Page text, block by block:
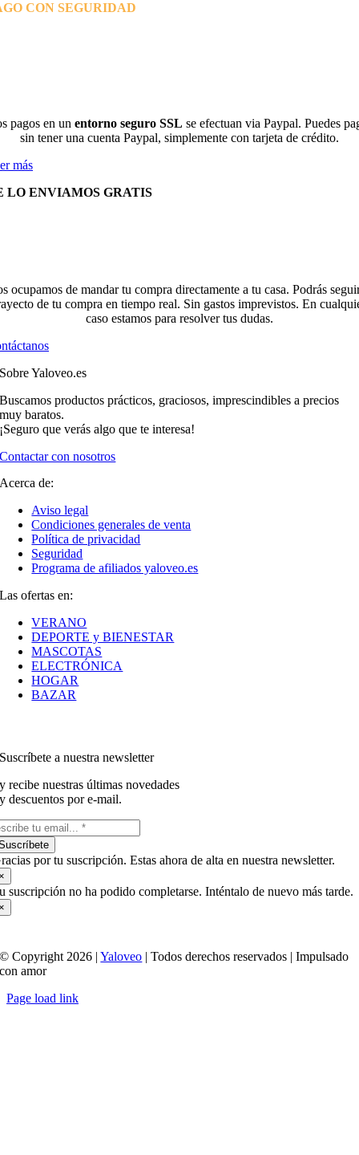
CON SEGURIDAD
pagos en un entorno seguro SSL se efectuan via Paypal. Puedes
sin tener una cuenta Paypal, simplemente con tarjeta de crédito.
más
LO ENVIAMOS GRATIS
ocupamos de mandar tu compra directamente a tu casa. Podrás
de tu compra en tiempo real. Sin gastos imprevistos. En
caso estamos para resolver tus dudas.
Sobre Yaloveo.es
Buscamos productos prácticos, graciosos, imprescindibles a precios
muy baratos.
¡Seguro que verás algo que te interesa!
Contactar con nosotros
Acerca de:
Aviso legal
Condiciones generales de venta
Política de privacidad
Seguridad
Programa de afiliados yaloveo.es
Las ofertas en:
VERANO
DEPORTE y BIENESTAR
MASCOTAS
ELECTRÓNICA
HOGAR
BAZAR
Suscríbete a nuestra newsletter
y recibe nuestras últimas novedades
y descuentos por e-mail.
por tu suscripción. Estas ahora de alta en nuestra newsletter.
suscripción no ha podido completarse. Inténtalo de nuevo más tarde.
© Copyright 2026 |Yaloveo | Todos derechos reservados | Impulsado
con amor
Page load link